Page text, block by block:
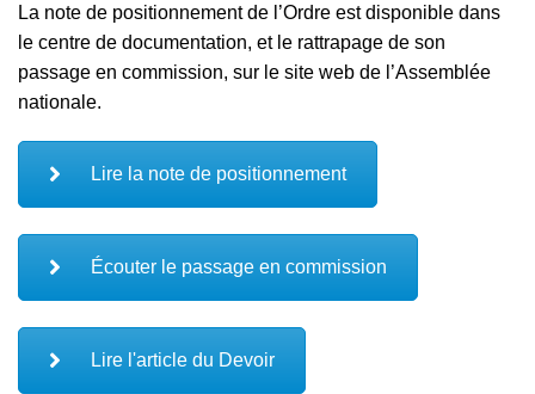
La note de positionnement de l’Ordre est disponible dans
le centre de documentation, et le rattrapage de son
passage en commission, sur le site web de l’Assemblée
nationale.
Lire la note de positionnement
Écouter le passage en commission
Lire l'article du Devoir